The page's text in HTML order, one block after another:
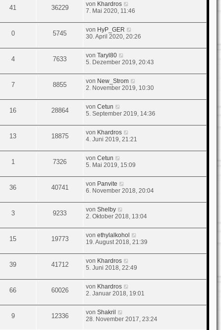
41 36229 von Khardros
7. Mai 2020, 11:46
0 5745 von HyP_GER
30. April 2020, 20:26
4 7633 vonTaryl80
5. Dezember 2019, 20:43
7 8855 von New_Strom
2. November 2019, 10:30
16 28864 vonCetun
5. September 2019, 14:36
13 18875 von Khardros
4. Juni 2019, 21:21
1 7326 vonCetun
5. Mai 2019, 15:09
36 40741 von Panvite
6. November 2018, 20:04
3 9233 vonShelby
2. Oktober 2018, 13:04
15 19773 vonethylalkohol
19. August 2018, 21:39
39 41712 von Khardros
5. Juni 2018, 22:49
66 60026 von Khardros
2. Januar 2018, 19:01
9 12336 vonShakril
28. November 2017, 23:24